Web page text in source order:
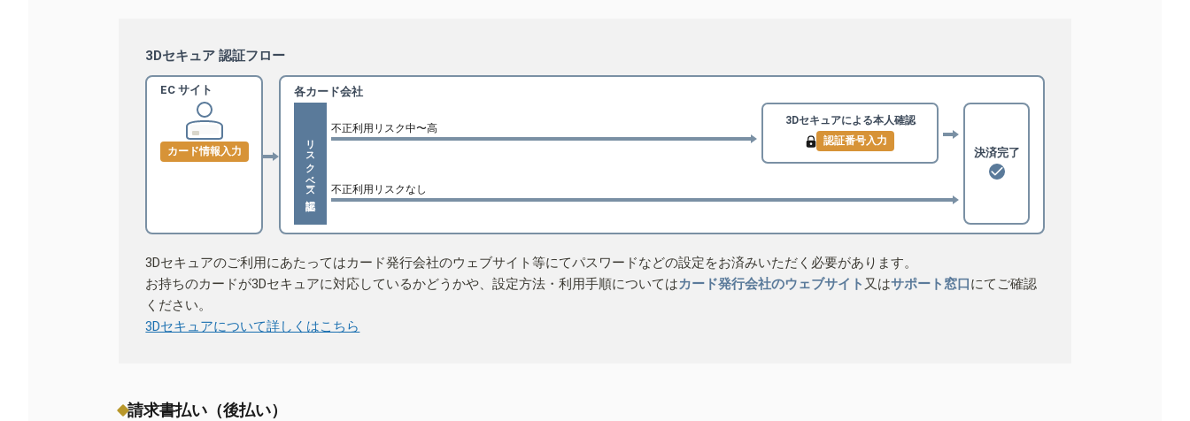
3Dセキュア 認証フロー
EC サイト
カード情報入力
各カード会社
リスクベース認証
不正利用リスク中〜高
3Dセキュアによる本人確認
認証番号入力
不正利用リスクなし
決済完了
3Dセキュアのご利用にあたってはカード発行会社のウェブサイト等にてパスワードなどの設定をお済みいただく必要があります。
お持ちのカードが3Dセキュアに対応しているかどうかや、設定方法・利用手順についてはカード発行会社のウェブサイト 又はサポート窓口にてご確認
ください。
3Dセキュアについて詳しくはこちら
請求書払い（後払い）